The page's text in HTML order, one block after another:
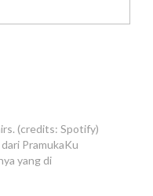
(credits: Spotify)
PramukaKu
yang di